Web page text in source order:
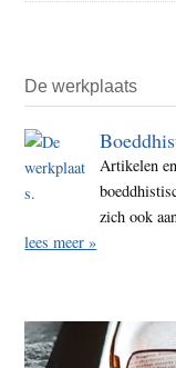
De werkplaats
Artikelen
zich ook
lees meer »